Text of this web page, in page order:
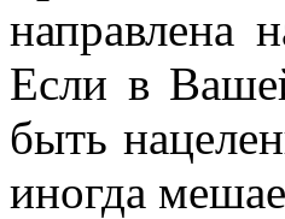
направлена
Если в
быть
иногда